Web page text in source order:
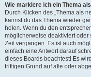
Wie markiere ich ein Thema
Durch Klicken des „Thema als
kannst du das Thema wieder
holen. Wenn du den
möglicherweise deaktiviert oder
Zeit vergangen. Es ist auch
einfach eine Antwort darauf
dieses Boards beachtest! Es
triftigen Grund auf alte oder